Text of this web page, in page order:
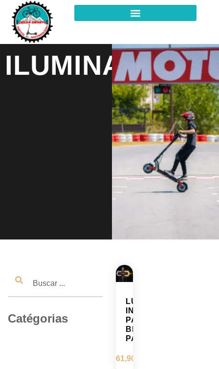
ILUMINACIÓN
Catégorias
LUZ
INTERMITENTE
PARA
BICI
PATINETE
61,90